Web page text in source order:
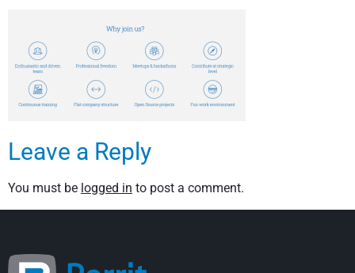
Leave a Reply
You must be logged in to post a comment.